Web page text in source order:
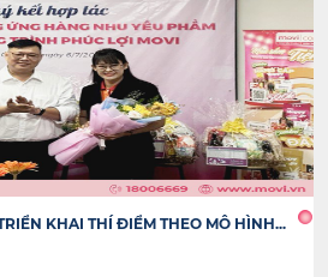
KHAI THÍ ĐIỂM THEO MÔ HÌNH...